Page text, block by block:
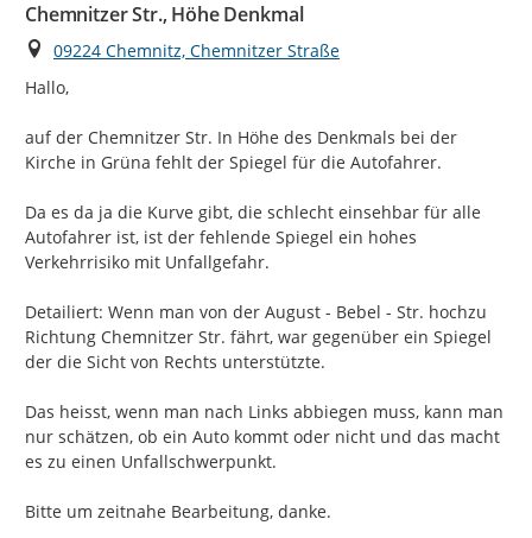
Chemnitzer Str., Höhe Denkmal
Ort
09224 Chemnitz, Chemnitzer Straße
Hallo,
auf der Chemnitzer Str. In Höhe des Denkmals bei der
Kirche in Grüna fehlt der Spiegel für die Autofahrer.
Da es da ja die Kurve gibt, die schlecht einsehbar für alle
Autofahrer ist, ist der fehlende Spiegel ein hohes
Verkehrrisiko mit Unfallgefahr.
Detailiert: Wenn man von der August - Bebel - Str. hochzu
Richtung Chemnitzer Str. fährt, war gegenüber ein Spiegel
der die Sicht von Rechts unterstützte.
Das heisst, wenn man nach Links abbiegen muss, kann man
nur schätzen, ob ein Auto kommt oder nicht und das macht
es zu einen Unfallschwerpunkt.
Bitte um zeitnahe Bearbeitung, danke.